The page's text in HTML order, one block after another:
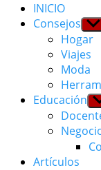
INICIO
Consejos
sub
Hogar
Viajes
Moda
Educación
Artículos